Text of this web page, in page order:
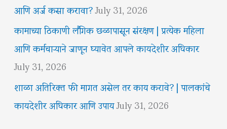
आणि अर्ज कसा करावा?July 31, 2026
कामाच्या ठिकाणी लैंगिक छळापासून संरक्षण | प्रत्येक महिला
आणि कर्मचाऱ्याने जाणून घ्यावेत आपले कायदेशीर अधिकार
July 31, 2026
शाळा अतिरिक्त फी मागत असेल तर काय करावे? | पालकांचे
कायदेशीर अधिकार आणि उपायJuly 31, 2026